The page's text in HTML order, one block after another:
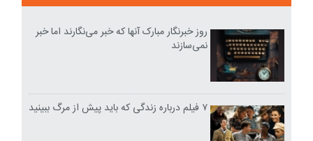
روز خبرنگار مبارک آنها که خبر می‌نگارند اما خبر
نمی‌سازند
۷ فیلم درباره زندگی که باید پیش از مرگ ببینید